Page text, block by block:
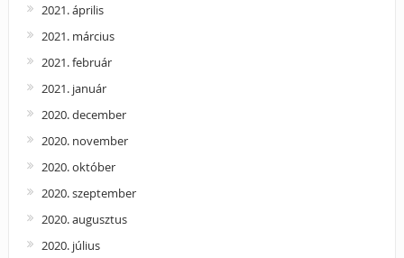
2021. április
2021. március
2021. február
2021. január
2020. december
2020. november
2020. október
2020. szeptember
2020. augusztus
2020. július